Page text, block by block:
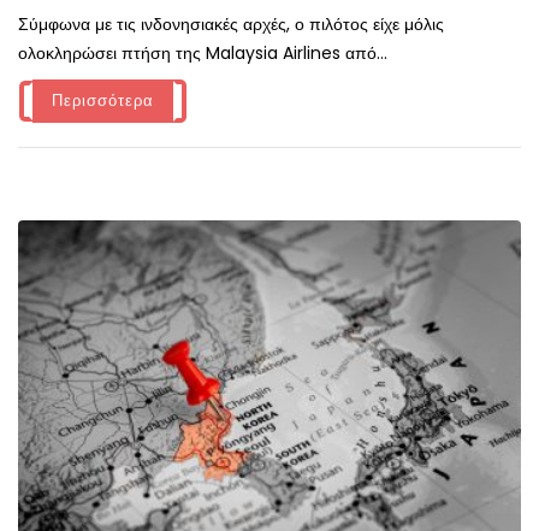
Σύμφωνα με τις ινδονησιακές αρχές, ο πιλότος είχε μόλις
ολοκληρώσει πτήση της Malaysia Airlines από...
Περισσότερα